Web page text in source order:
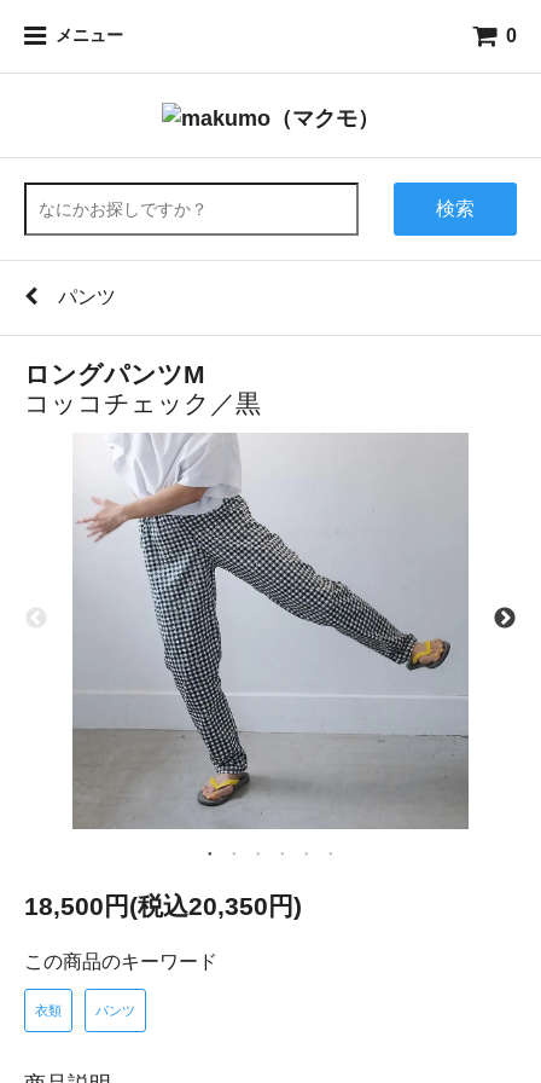
メニュー 0
検索
パンツ
ロングパンツM
コッコチェック／黒
18,500円(税込20,350円)
この商品のキーワード
衣類 パンツ